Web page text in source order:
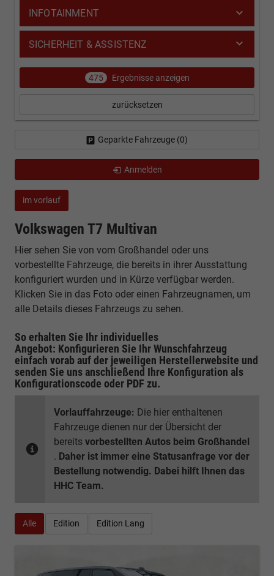
im vorlauf
Volkswagen T7 Multivan
Hier sehen Sie von vom Großhandel oder uns
vorbestellte Fahrzeuge, die bereits in ihrer Ausstattung
konfiguriert wurden und in Kürze verfügbar werden.
Klicken Sie in das Foto oder einen Fahrzeugnamen, um
alle Details dieses Fahrzeugs zu sehen.
So erhalten Sie Ihr individuelles
Angebot: Konfigurieren Sie Ihr Wunschfahrzeug
einfach vorab auf der jeweiligen Herstellerwebsite und
senden Sie uns anschließend Ihre Konfiguration als
Konfigurationscode oder PDF zu.
Vorlauffahrzeuge: Die hier enthaltenen
Fahrzeuge dienen nur der Übersicht der
bereits vorbestellten Autos beim Großhandel
. Daher ist immer eine Statusanfrage vor der
Bestellung notwendig. Dabei hilft Ihnen das
HHC Team.
Alle Edition Edition Lang
INFOTAINMENT
SICHERHEIT & ASSISTENZ
475 Ergebnisse anzeigen
zurücksetzen
Geparkte Fahrzeuge (0)
Anmelden